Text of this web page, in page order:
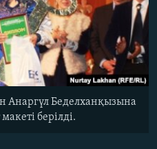
Анаргүл Беделханқызына
берілді.